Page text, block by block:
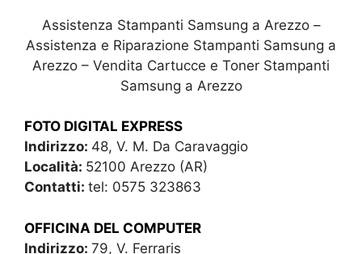
Assistenza Stampanti Samsung a Arezzo –
Assistenza e Riparazione Stampanti Samsung a
Arezzo – Vendita Cartucce e Toner Stampanti
Samsung a Arezzo
FOTO DIGITAL EXPRESS
Indirizzo: 48, V. M. Da Caravaggio
Località: 52100 Arezzo (AR)
Contatti: tel: 0575 323863
OFFICINA DEL COMPUTER
Indirizzo: 79, V. Ferraris